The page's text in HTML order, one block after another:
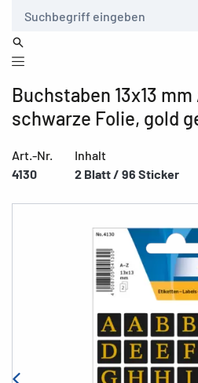
Buchstaben 13x13 mm
schwarze Folie, gold
Art.-Nr.
4130
Inhalt
2 Blatt / 96 Sticker